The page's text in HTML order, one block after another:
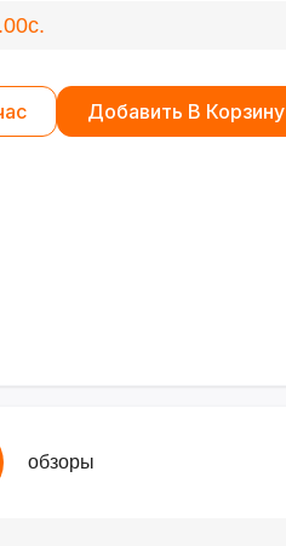
Добавить В Корзину
обзоры